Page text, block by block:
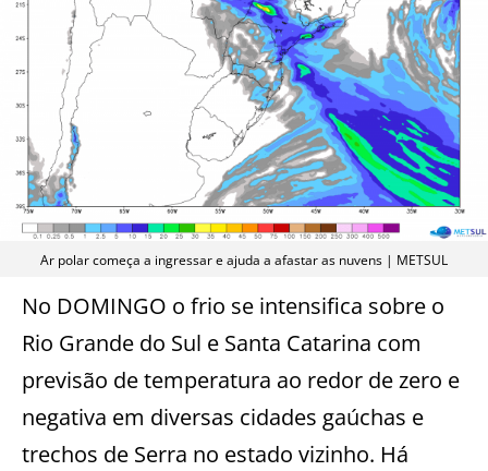
Ar polar começa a ingressar e ajuda a afastar as nuvens | METSUL
No DOMINGO o frio se intensifica sobre o
Rio Grande do Sul e Santa Catarina com
previsão de temperatura ao redor de zero e
negativa em diversas cidades gaúchas e
trechos de Serra no estado vizinho. Há